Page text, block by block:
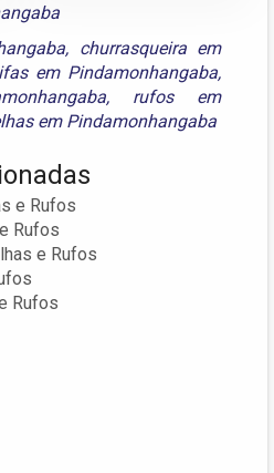
, churrasqueira em
em Pindamonhangaba,
, rufos em
em Pindamonhangaba
e Rufos
Rufos
e Rufos
Rufos